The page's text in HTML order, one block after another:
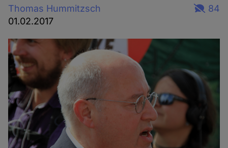
Thomas Hummitzsch
01.02.2017
84